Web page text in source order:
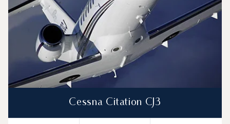
Cessna Citation CJ3